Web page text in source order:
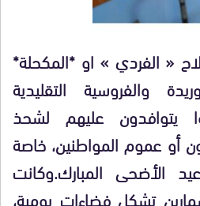
« الفردي » او *المكحلة*
والفروسية التقليدية
يتوافدون عليهم لشحذ
أو عموم المواطنين، خاصة
الأضحى المبارك.وكانت
تشكل فضاءات يومية،